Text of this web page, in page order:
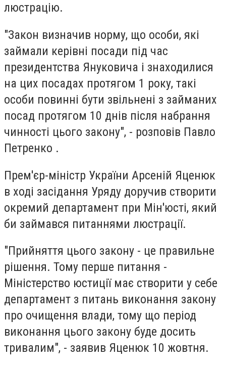
люстрацію.
"Закон визначив норму, що особи, які
займали керівні посади під час
президентства Януковича і знаходилися
на цих посадах протягом 1 року, такі
особи повинні бути звільнені з займаних
посад протягом 10 днів після набрання
чинності цього закону", - розповів Павло
Петренко .
Прем'єр-міністр України Арсеній Яценюк
в ході засідання Уряду доручив створити
окремий департамент при Мін'юсті, який
би займався питаннями люстрації.
"Прийняття цього закону - це правильне
рішення. Тому перше питання -
Міністерство юстиції має створити у себе
департамент з питань виконання закону
про очищення влади, тому що період
виконання цього закону буде досить
тривалим", - заявив Яценюк 10 жовтня.